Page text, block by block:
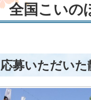
全国こいの
応募いただいた